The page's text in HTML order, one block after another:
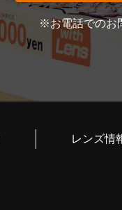
※お電話でのお
レンズ情